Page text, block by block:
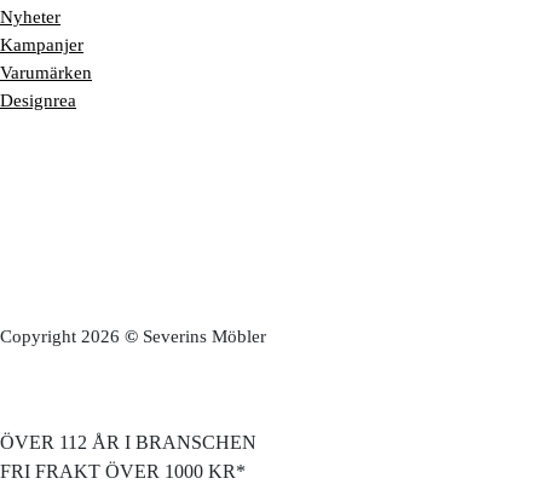
Nyheter
Kampanjer
Varumärken
Designrea
Copyright 2026 © Severins Möbler
ÖVER 112 ÅR I BRANSCHEN
FRI FRAKT ÖVER 1000 KR*